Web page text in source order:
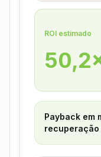
ROI estimado
Payback em
recuperação